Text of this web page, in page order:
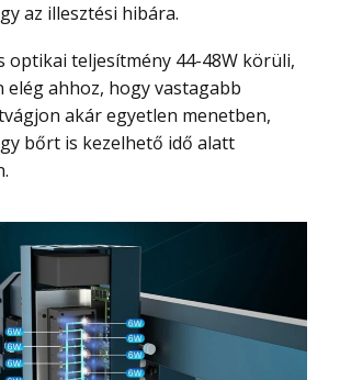
az illesztési hibára.
elég ahhoz, hogy vastagabb
akár egyetlen menetben,
bőrt is kezelhető idő alatt